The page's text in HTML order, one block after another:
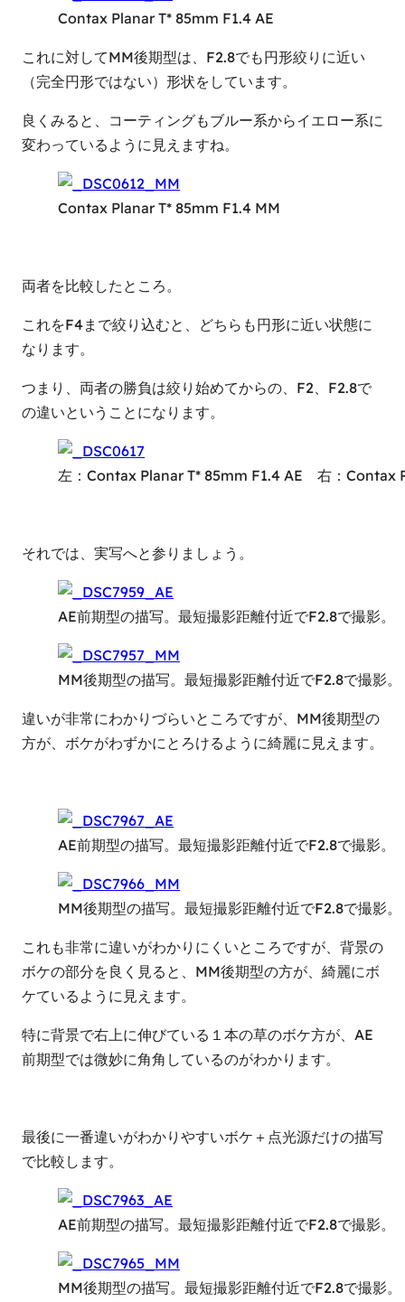
Contax Planar T* 85mm F1.4 AE
これに対してMM後期型は、F2.8でも円形絞りに近い
（完全円形ではない）形状をしています。
良くみると、コーティングもブルー系からイエロー系に
変わっているように見えますね。
Contax Planar T* 85mm F1.4 MM
両者を比較したところ。
これをF4まで絞り込むと、どちらも円形に近い状態に
なります。
つまり、両者の勝負は絞り始めてからの、F2、F2.8で
の違いということになります。
左：Contax Planar T* 85mm F1.4 AE 右：Contax
それでは、実写へと参りましょう。
AE前期型の描写。最短撮影距離付近でF2.8で撮影。
MM後期型の描写。最短撮影距離付近でF2.8で撮影。
違いが非常にわかりづらいところですが、MM後期型の
方が、ボケがわずかにとろけるように綺麗に見えます。
AE前期型の描写。最短撮影距離付近でF2.8で撮影。
MM後期型の描写。最短撮影距離付近でF2.8で撮影。
これも非常に違いがわかりにくいところですが、背景の
ボケの部分を良く見ると、MM後期型の方が、綺麗にボ
ケているように見えます。
特に背景で右上に伸びている１本の草のボケ方が、AE
前期型では微妙に角角しているのがわかります。
最後に一番違いがわかりやすいボケ＋点光源だけの描写
で比較します。
AE前期型の描写。最短撮影距離付近でF2.8で撮影。
MM後期型の描写。最短撮影距離付近でF2.8で撮影。